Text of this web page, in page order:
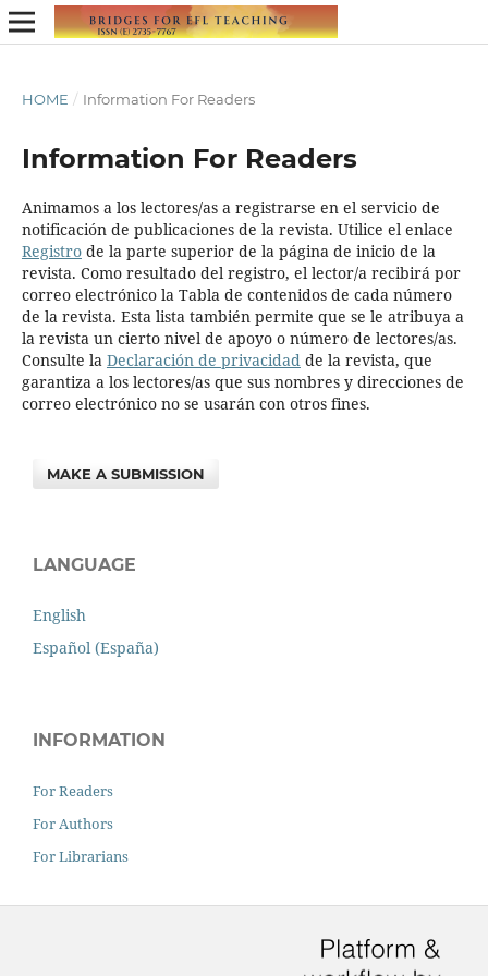
HOME / Information For Readers
Information For Readers
Animamos a los lectores/as a registrarse en el servicio de
notificación de publicaciones de la revista. Utilice el enlace
Registrode la parte superior de la página de inicio de la
revista. Como resultado del registro, el lector/a recibirá por
correo electrónico la Tabla de contenidos de cada número
de la revista. Esta lista también permite que se le atribuya a
la revista un cierto nivel de apoyo o número de lectores/as.
Consulte la Declaración de privacidadde la revista, que
garantiza a los lectores/as que sus nombres y direcciones de
correo electrónico no se usarán con otros fines.
MAKE A SUBMISSION
LANGUAGE
English
Español (España)
INFORMATION
For Readers
For Authors
For Librarians